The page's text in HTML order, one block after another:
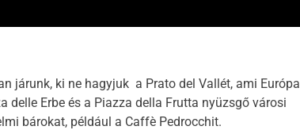
járunk, ki ne hagyjuk a Prato del Vallét, ami Európa
delle Erbe és a Piazza della Frutta nyüzsgő városi
bárokat, például a Caffè Pedrocchit.